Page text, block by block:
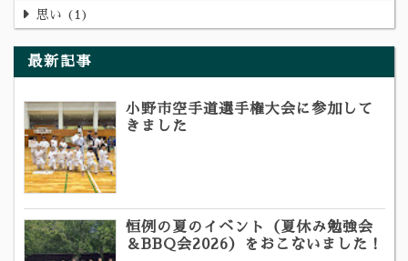
思い 1
最新記事
小野市空手道選手権大会に参加して
きました
恒例の夏のイベント（夏休み勉強会
＆BBQ会2026）をおこないました！